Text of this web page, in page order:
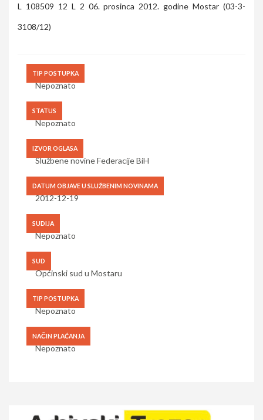
L 108509 12 L 2 06. prosinca 2012. godine Mostar (03-3-
3108/12)
TIP POSTUPKA
Nepoznato
STATUS
Nepoznato
IZVOR OGLASA
Službene novine Federacije BiH
DATUM OBJAVE U SLUŽBENIM NOVINAMA
2012-12-19
SUDIJA
Nepoznato
SUD
Općinski sud u Mostaru
TIP POSTUPKA
Nepoznato
NAČIN PLAĆANJA
Nepoznato